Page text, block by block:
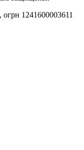
огрн 1241600003611